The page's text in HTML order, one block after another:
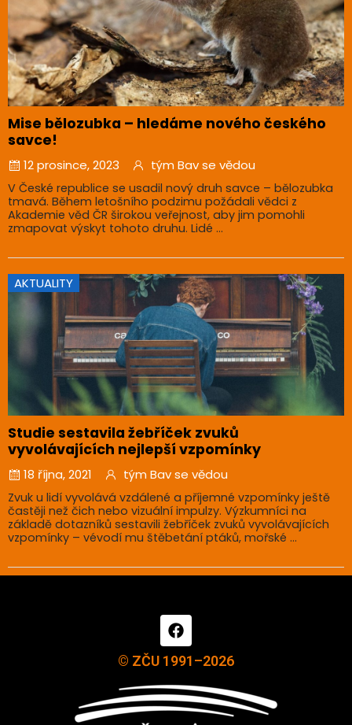
Mise bělozubka – hledáme nového českého
savce!
12 prosince, 2023 tým Bav se vědou
V České republice se usadil nový druh savce – bělozubka
tmavá. Během letošního podzimu požádali vědci z
Akademie věd ČR širokou veřejnost, aby jim pomohli
zmapovat výskyt tohoto druhu. Lidé ...
AKTUALITY
Studie sestavila žebříček zvuků
vyvolávajících nejlepší vzpomínky
18 října, 2021 tým Bav se vědou
Zvuk u lidí vyvolává vzdálené a příjemné vzpomínky ještě
častěji než čich nebo vizuální impulzy. Výzkumníci na
základě dotazníků sestavili žebříček zvuků vyvolávajících
vzpomínky – vévodí mu štěbetání ptáků, mořské ...
© ZČU 1991–2026